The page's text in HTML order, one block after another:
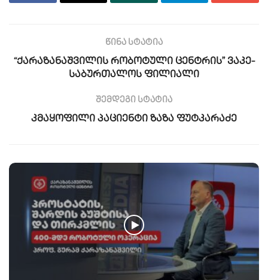
წინა სტატია
“ქარაზანაშვილის რობოტული ცენტრის” ვაკე-
საბურთალოს ფილიალი
შემდეგი სტატია
კმაყოფილი პაციენტი ზაზა ფუტკარაძე